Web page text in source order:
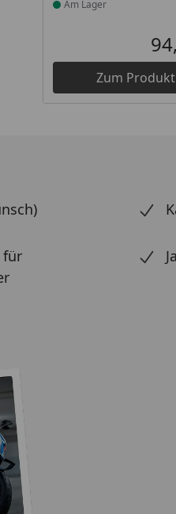
Am Lager
Zum Produkt
für